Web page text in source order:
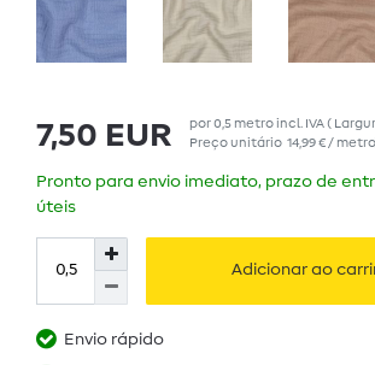
7,50 EUR por0,5 metroincl. IVA(
Preço unitário 14,99 € / metro
Pronto para envio imediato, prazo de
úteis
Adicionar ao
Envio rápido